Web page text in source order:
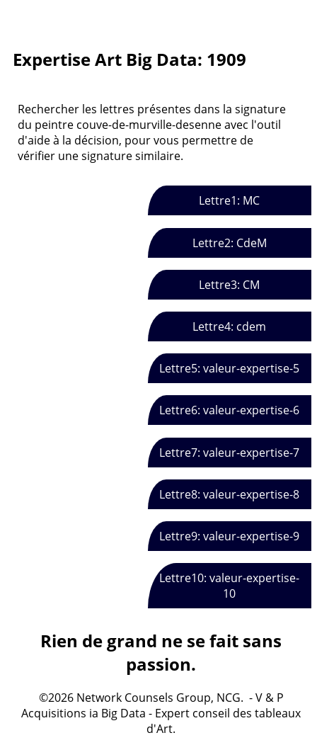
Expertise Art Big Data: 1909
Rechercher les lettres présentes dans la signature
du peintre couve-de-murville-desenne avec l'outil
d'aide à la décision, pour vous permettre de
vérifier une signature similaire.
Lettre1: MC
Lettre2: CdeM
Lettre3: CM
Lettre4: cdem
Lettre5: valeur-expertise-5
Lettre6: valeur-expertise-6
Lettre7: valeur-expertise-7
Lettre8: valeur-expertise-8
Lettre9: valeur-expertise-9
Lettre10: valeur-expertise-
10
Rien de grand ne se fait sans
passion.
©2026 Network Counsels Group, NCG. - V & P
Acquisitions ia Big Data - Expert conseil des tableaux
d'Art.